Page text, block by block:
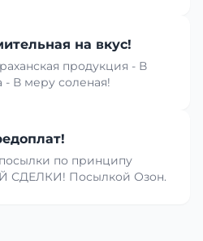
на вкус!
продукция - В
В меру соленая!
по принципу
СДЕЛКИ! Посылкой Озон.